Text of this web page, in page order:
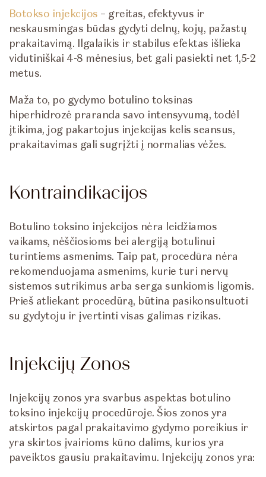
Botokso injekcijos – greitas, efektyvus ir
neskausmingas būdas gydyti delnų, kojų, pažastų
prakaitavimą. Ilgalaikis ir stabilus efektas išlieka
vidutiniškai 4-8 mėnesius, bet gali pasiekti net 1,5-2
metus.
Maža to, po gydymo botulino toksinas
hiperhidrozė praranda savo intensyvumą, todėl
įtikima, jog pakartojus injekcijas kelis seansus,
prakaitavimas gali sugrįžti į normalias vėžes.
Kontraindikacijos
Botulino toksino injekcijos nėra leidžiamos
vaikams, nėščiosioms bei alergiją botulinui
turintiems asmenims. Taip pat, procedūra nėra
rekomenduojama asmenims, kurie turi nervų
sistemos sutrikimus arba serga sunkiomis ligomis.
Prieš atliekant procedūrą, būtina pasikonsultuoti
su gydytoju ir įvertinti visas galimas rizikas.
Injekcijų Zonos
Injekcijų zonos yra svarbus aspektas botulino
toksino injekcijų procedūroje. Šios zonos yra
atskirtos pagal prakaitavimo gydymo poreikius ir
yra skirtos įvairioms kūno dalims, kurios yra
paveiktos gausiu prakaitavimu. Injekcijų zonos yra: